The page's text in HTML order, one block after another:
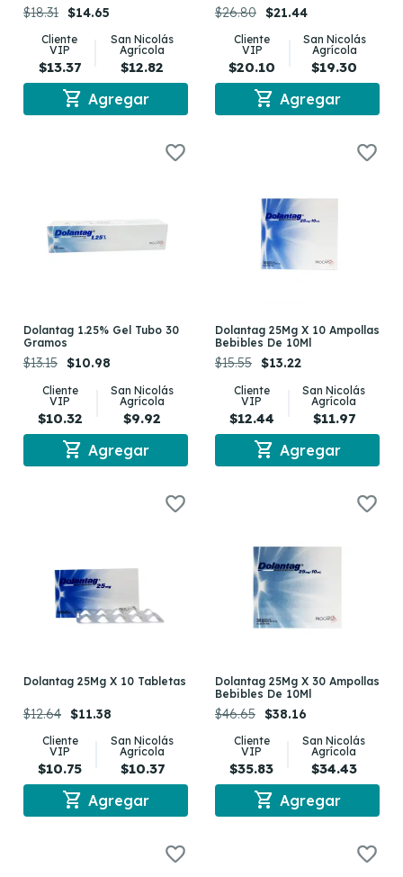
$18.31 $14.65
Cliente
VIP
$13.37
San Nicolás
Agrícola
$12.82
shopping_cart Agregar
$26.80 $21.44
Cliente
VIP
$20.10
San Nicolás
Agrícola
$19.30
shopping_cart Agregar
Dolantag 1.25% Gel Tubo 30
Gramos
$13.15 $10.98
Cliente
VIP
$10.32
San Nicolás
Agrícola
$9.92
shopping_cart Agregar
Dolantag 25Mg X 10 Ampollas
Bebibles De 10Ml
$15.55 $13.22
Cliente
VIP
$12.44
San Nicolás
Agrícola
$11.97
shopping_cart Agregar
Dolantag 25Mg X 10 Tabletas
$12.64 $11.38
Cliente
VIP
$10.75
San Nicolás
Agrícola
$10.37
shopping_cart Agregar
Dolantag 25Mg X 30 Ampollas
Bebibles De 10Ml
$46.65 $38.16
Cliente
VIP
$35.83
San Nicolás
Agrícola
$34.43
shopping_cart Agregar